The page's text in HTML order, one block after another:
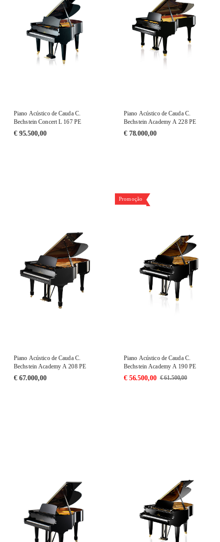
Piano Acústico de Cauda C.
Bechstein Concert L 167 PE
€95.500,00
Piano Acústico de Cauda C.
Bechstein Academy A 228 PE
€78.000,00
Piano Acústico de Cauda C.
Bechstein Academy A 208 PE
€67.000,00
Promoção
Piano Acústico de Cauda C.
Bechstein Academy A 190 PE
€61.500,00
€56.500,00